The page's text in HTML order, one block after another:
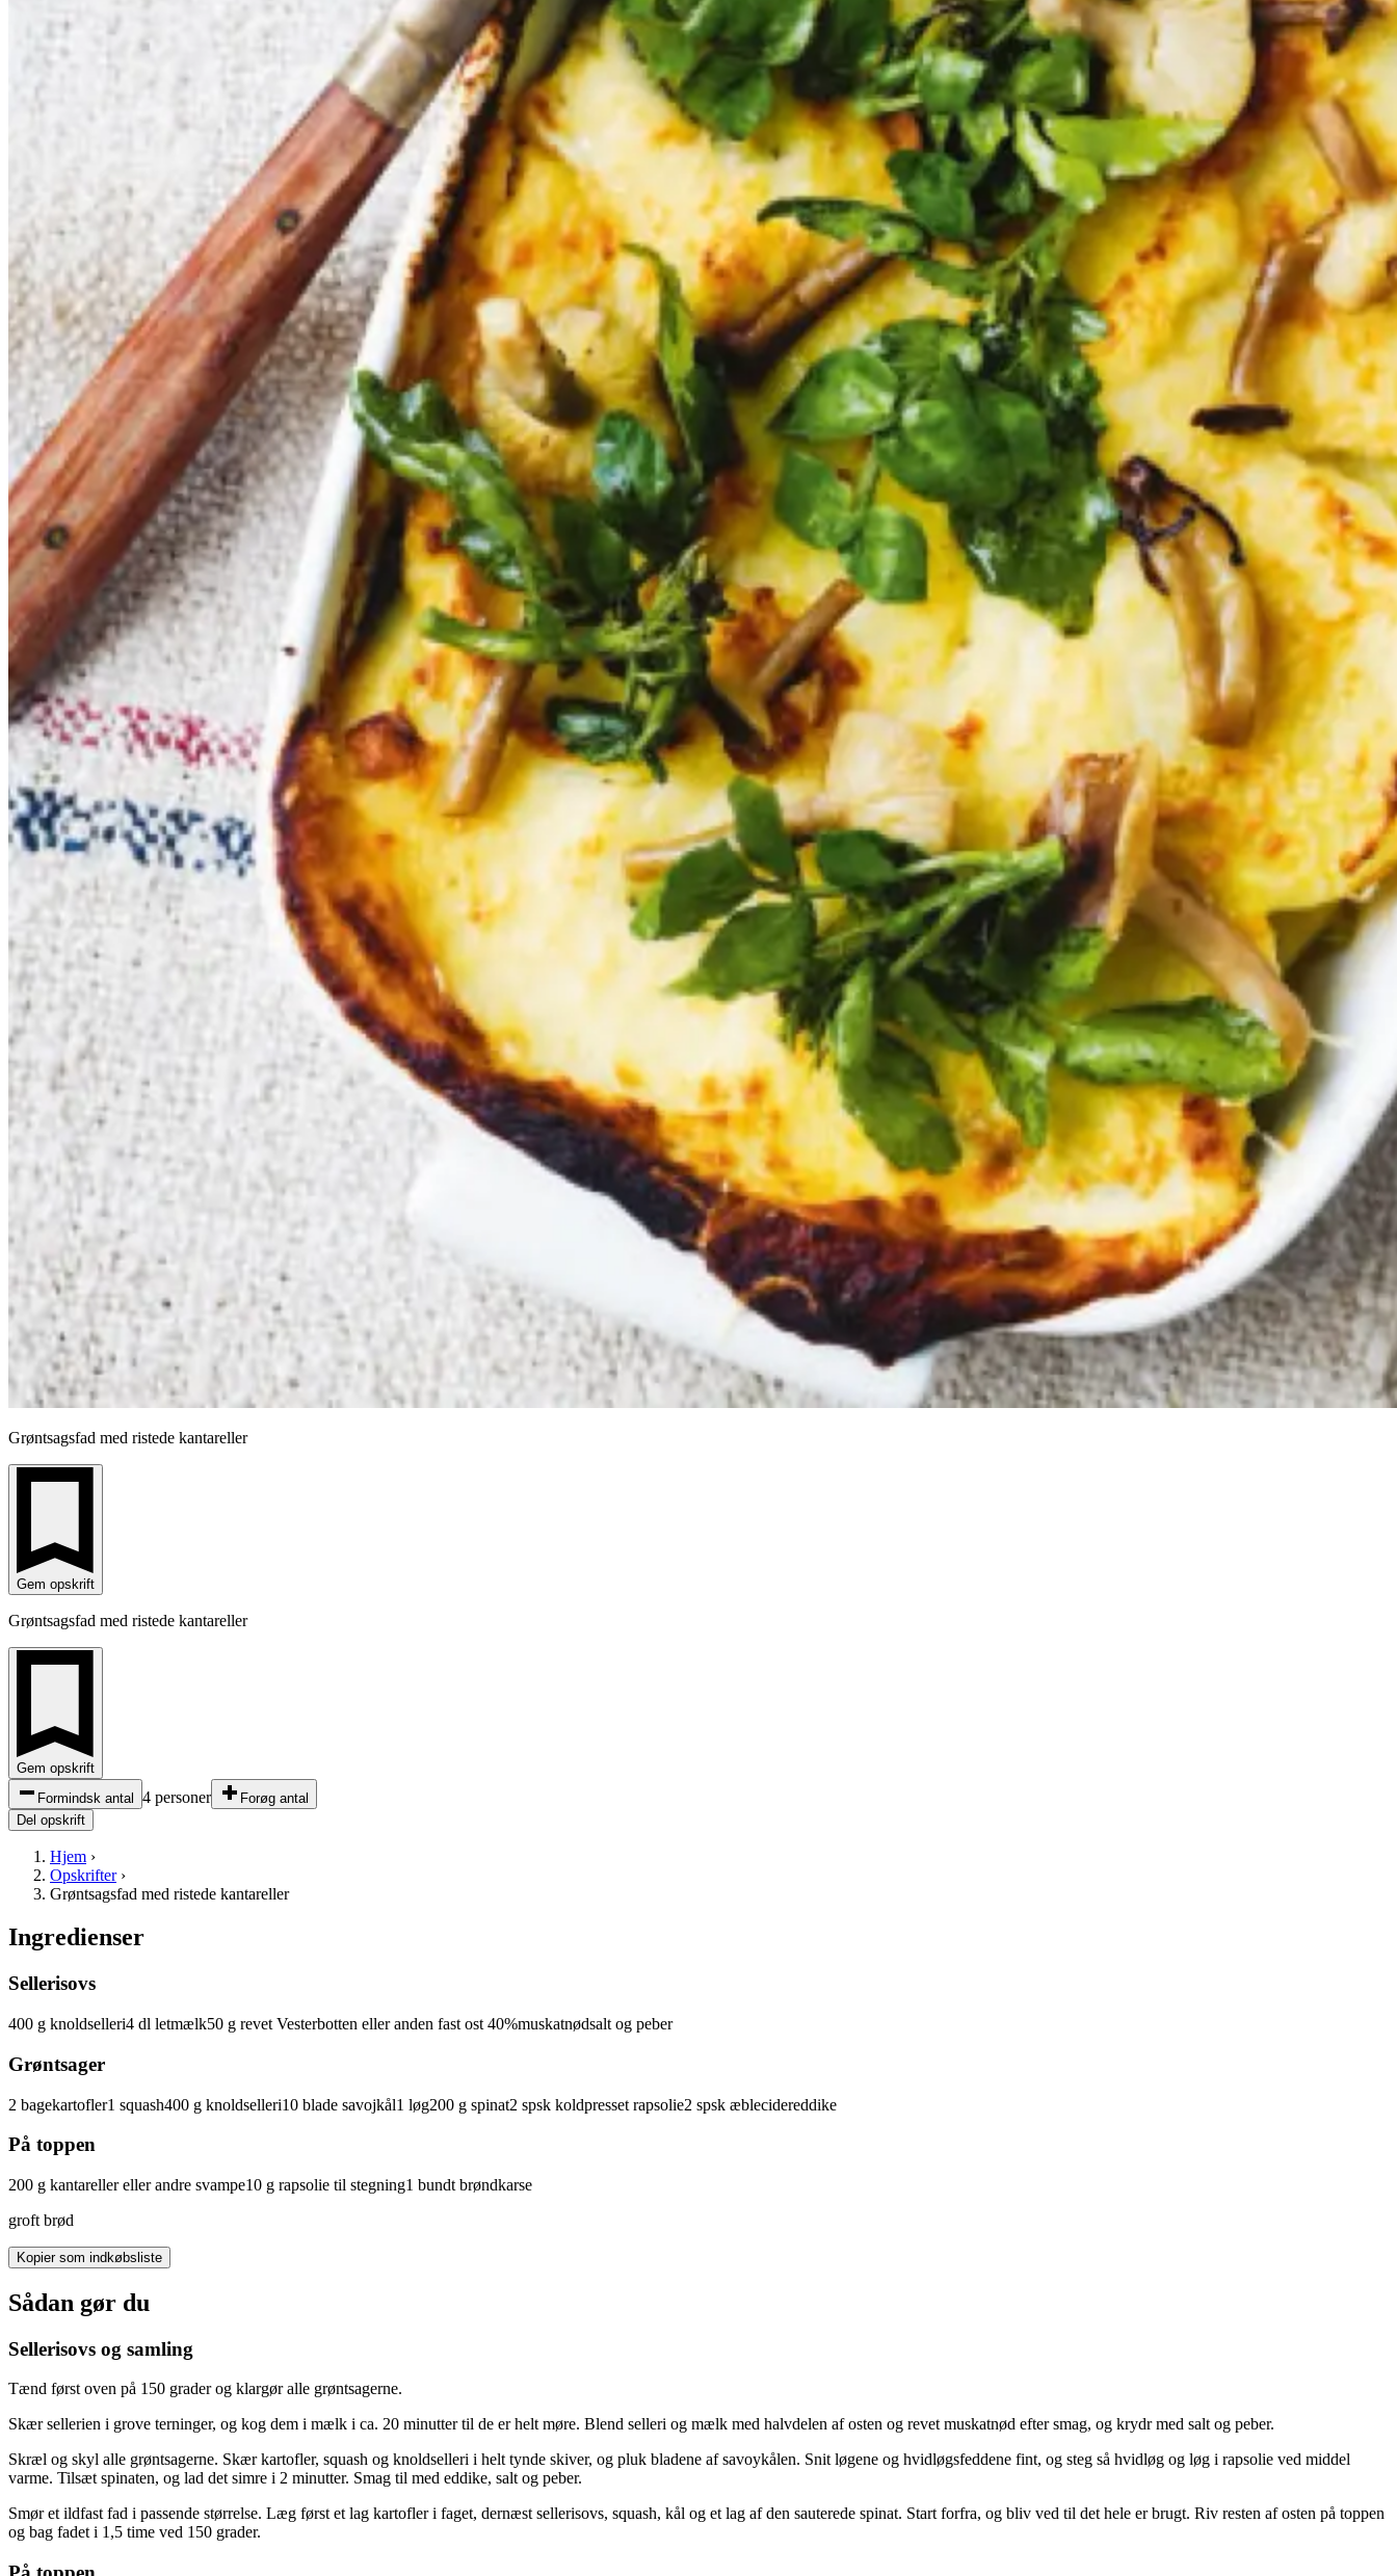
Grøntsagsfad med ristede kantareller
Gem opskrift
Grøntsagsfad med ristede kantareller
Gem opskrift
Formindsk antal 4 personer
Forøg antal
Del opskrift
Hjem ›
Opskrifter›
Grøntsagsfad med ristede kantareller
Ingredienser
Sellerisovs
400 g knoldselleri4 dl letmælk50 g revet Vesterbotten eller anden fast ost 40%muskatnødsalt og peber
Grøntsager
2 bagekartofler1 squash400 g knoldselleri10 blade savojkål1 løg200 g spinat2 spsk koldpresset rapsolie2 spsk æblecidereddike
På toppen
200 g kantareller eller andre svampe10 g rapsolie til stegning1 bundt brøndkarse
groft brød
Kopier som indkøbsliste
Sådan gør du
Sellerisovs og samling
Tænd først oven på 150 grader og klargør alle grøntsagerne.
Skær sellerien i grove terninger, og kog dem i mælk i ca. 20 minutter til de er helt møre. Blend selleri og mælk med halvdelen af osten og revet muskatnød efter smag, og krydr med salt og peber.
Skræl og skyl alle grøntsagerne. Skær kartofler, squash og knoldselleri i helt tynde skiver, og pluk bladene af savoykålen. Snit løgene og hvidløgsfeddene fint, og steg så hvidløg og løg i rapsolie ved middel
varme. Tilsæt spinaten, og lad det simre i 2 minutter. Smag til med eddike, salt og peber.
Smør et ildfast fad i passende størrelse. Læg først et lag kartofler i faget, dernæst sellerisovs, squash, kål og et lag af den sauterede spinat. Start forfra, og bliv ved til det hele er brugt. Riv resten af osten på toppen
og bag fadet i 1,5 time ved 150 grader.